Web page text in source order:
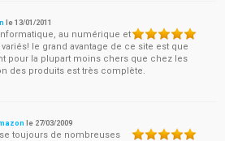
le13/01/2011
au numérique et
le grand avantage de ce site est que
pour la plupart moins chers que chez les
des produits est très complète.
le 27/03/2009
toujours de nombreuses